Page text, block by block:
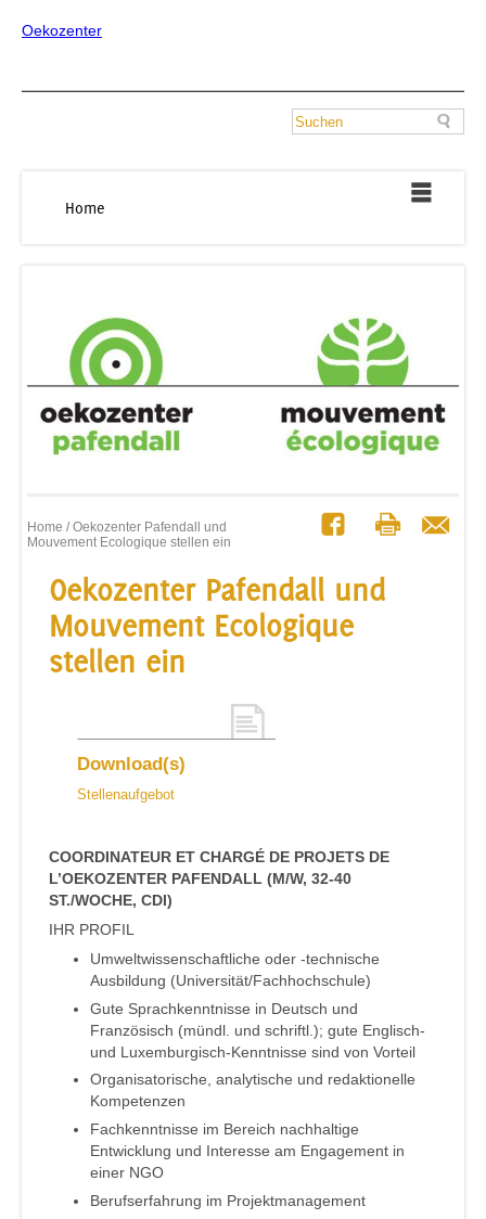
Oekozenter
Home
Home / Oekozenter Pafendall und
Mouvement Ecologique stellen ein
Oekozenter Pafendall und
Mouvement Ecologique
stellen ein
Download(s)
Stellenaufgebot
COORDINATEUR ET CHARGÉ DE PROJETS DE
L’OEKOZENTER PAFENDALL (M/W, 32-40
ST./WOCHE, CDI)
IHR PROFIL
Umweltwissenschaftliche oder -technische
Ausbildung (Universität/Fachhochschule)
Gute Sprachkenntnisse in Deutsch und
Französisch (mündl. und schriftl.); gute Englisch-
und Luxemburgisch-Kenntnisse sind von Vorteil
Organisatorische, analytische und redaktionelle
Kompetenzen
Fachkenntnisse im Bereich nachhaltige
Entwicklung und Interesse am Engagement in
einer NGO
Berufserfahrung im Projektmanagement